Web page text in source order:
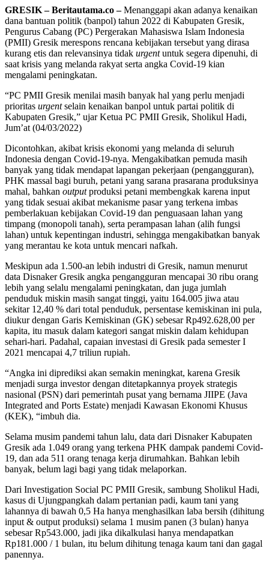
GRESIK – Beritautama.co –Menanggapi akan adanya kenaikan
dana bantuan politik (banpol) tahun 2022 di Kabupaten Gresik,
Pengurus Cabang (PC) Pergerakan Mahasiswa Islam Indonesia
(PMII) Gresik merespons rencana kebijakan tersebut yang dirasa
kurang etis dan relevansinya tidak urgentuntuk segera dipenuhi, di
saat krisis yang melanda rakyat serta angka Covid-19 kian
mengalami peningkatan.
“PC PMII Gresik menilai masih banyak hal yang perlu menjadi
prioritas urgentselain kenaikan banpol untuk partai politik di
Kabupaten Gresik,” ujar Ketua PC PMII Gresik, Sholikul Hadi,
Jum’at (04/03/2022)
Dicontohkan, akibat krisis ekonomi yang melanda di seluruh
Indonesia dengan Covid-19-nya. Mengakibatkan pemuda masih
banyak yang tidak mendapat lapangan pekerjaan (pengangguran),
PHK massal bagi buruh, petani yang sarana prasarana produksinya
mahal, bahkan outputproduksi petani membengkak karena input
yang tidak sesuai akibat mekanisme pasar yang terkena imbas
pemberlakuan kebijakan Covid-19 dan penguasaan lahan yang
timpang (monopoli tanah), serta perampasan lahan (alih fungsi
lahan) untuk kepentingan industri, sehingga mengakibatkan banyak
yang merantau ke kota untuk mencari nafkah.
Meskipun ada 1.500-an lebih industri di Gresik, namun menurut
data Disnaker Gresik angka pengangguran mencapai 30 ribu orang
lebih yang selalu mengalami peningkatan, dan juga jumlah
penduduk miskin masih sangat tinggi, yaitu 164.005 jiwa atau
sekitar 12,40 % dari total penduduk, persentase kemiskinan ini pula,
diukur dengan Garis Kemiskinan (GK) sebesar Rp492.628,00 per
kapita, itu masuk dalam kategori sangat miskin dalam kehidupan
sehari-hari. Padahal, capaian investasi di Gresik pada semester I
2021 mencapai 4,7 triliun rupiah.
“Angka ini diprediksi akan semakin meningkat, karena Gresik
menjadi surga investor dengan ditetapkannya proyek strategis
nasional (PSN) dari pemerintah pusat yang bernama JIIPE (Java
Integrated and Ports Estate) menjadi Kawasan Ekonomi Khusus
(KEK), “imbuh dia.
Selama musim pandemi tahun lalu, data dari Disnaker Kabupaten
Gresik ada 1.049 orang yang terkena PHK dampak pandemi Covid-
19, dan ada 511 orang tenaga kerja dirumahkan. Bahkan lebih
banyak, belum lagi bagi yang tidak melaporkan.
Dari Investigation Social PC PMII Gresik, sambung Sholikul Hadi,
kasus di Ujungpangkah dalam pertanian padi, kaum tani yang
lahannya di bawah 0,5 Ha hanya menghasilkan laba bersih (dihitung
input & output produksi) selama 1 musim panen (3 bulan) hanya
sebesar Rp543.000, jadi jika dikalkulasi hanya mendapatkan
Rp181.000 / 1 bulan, itu belum dihitung tenaga kaum tani dan gagal
panennya.